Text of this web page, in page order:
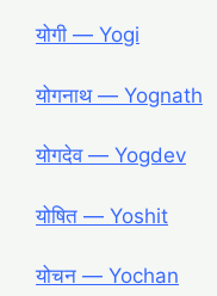
योगी ― Yogi
योगनाथ ― Yognath
योगदेव ― Yogdev
योषित ― Yoshit
योचन ― Yochan